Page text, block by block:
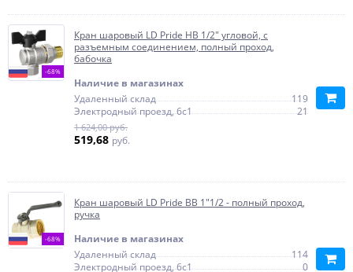
-68%
Кран шаровый LD Pride НВ 1/2" угловой, с
разъемным соединением, полный проход,
бабочка
Наличие в магазинах
Удаленный склад
119
Электродный проезд, 6с1
21
1 624,00 руб.
519,68 руб.
-68%
Кран шаровый LD Pride ВВ 1"1/2 - полный проход,
ручка
Наличие в магазинах
Удаленный склад
114
Электродный проезд, 6с1
0